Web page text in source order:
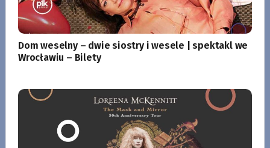
Dom weselny – dwie siostry i wesele | spektakl we
Wrocławiu – Bilety